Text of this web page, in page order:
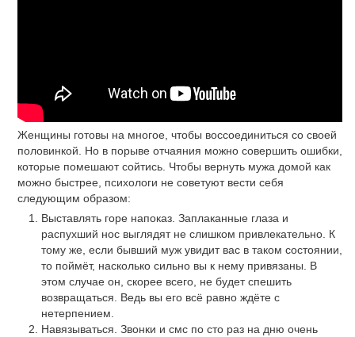
Женщины готовы на многое, чтобы воссоединиться со своей
половинкой. Но в порыве отчаяния можно совершить ошибки,
которые помешают сойтись. Чтобы вернуть мужа домой как
можно быстрее, психологи не советуют вести себя
следующим образом:
Выставлять горе напоказ. Заплаканные глаза и
распухший нос выглядят не слишком привлекательно. К
тому же, если бывший муж увидит вас в таком состоянии,
то поймёт, насколько сильно вы к нему привязаны. В
этом случае он, скорее всего, не будет спешить
возвращаться. Ведь вы его всё равно ждёте с
нетерпением.
Навязываться. Звонки и смс по сто раз на дню очень